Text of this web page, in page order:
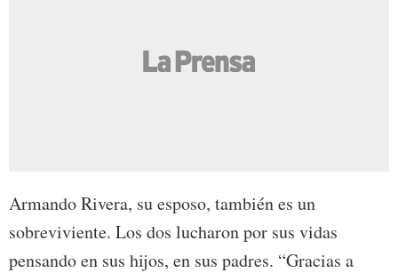
Armando Rivera, su esposo, también es un
sobreviviente. Los dos lucharon por sus vidas
pensando en sus hijos, en sus padres. “Gracias a